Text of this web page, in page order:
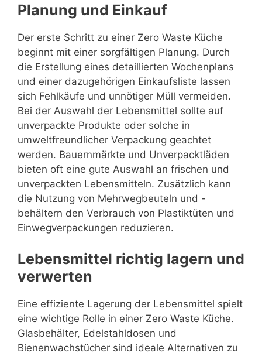
Planung und Einkauf
Der erste Schritt zu einer Zero Waste Küche
beginnt mit einer sorgfältigen Planung. Durch
die Erstellung eines detaillierten Wochenplans
und einer dazugehörigen Einkaufsliste lassen
sich Fehlkäufe und unnötiger Müll vermeiden.
Bei der Auswahl der Lebensmittel sollte auf
unverpackte Produkte oder solche in
umweltfreundlicher Verpackung geachtet
werden. Bauernmärkte und Unverpacktläden
bieten oft eine gute Auswahl an frischen und
unverpackten Lebensmitteln. Zusätzlich kann
die Nutzung von Mehrwegbeuteln und -
behältern den Verbrauch von Plastiktüten und
Einwegverpackungen reduzieren.
Lebensmittel richtig lagern und
verwerten
Eine effiziente Lagerung der Lebensmittel spielt
eine wichtige Rolle in einer Zero Waste Küche.
Glasbehälter, Edelstahldosen und
Bienenwachstücher sind ideale Alternativen zu